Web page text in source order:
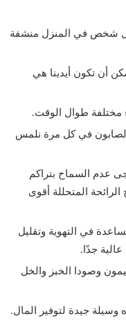
شخص في المنزل منشفة
أن تكون أيدينا هي
مختلفة طوال الوقت.
في كل مرة نلمس
عدم السماح بتراكم
المتحللة أقوى
في التهوية وتقليل
جدًا.
وصودا الخبز والخل
وسيلة جيدة لتوفير المال.